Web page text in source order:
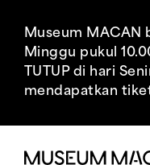
Museum MACAN
Minggu pukul
TUTUP di hari
mendapatkan